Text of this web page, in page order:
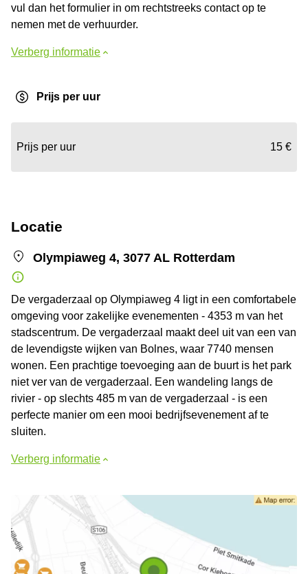
vul dan het formulier in om rechtstreeks contact op te
nemen met de verhuurder.
Verberg informatie
Prijs per uur
Prijs per uur 15 €
Locatie
Olympiaweg 4, 3077 AL Rotterdam
De vergaderzaal op Olympiaweg 4 ligt in een comfortabele
omgeving voor zakelijke evenementen - 4353 m van het
stadscentrum. De vergaderzaal maakt deel uit van een van
de levendigste wijken van Bolnes, waar 7740 mensen
wonen. Een prachtige toevoeging aan de buurt is het park
niet ver van de vergaderzaal. Een wandeling langs de
rivier - op slechts 485 m van de vergaderzaal - is een
perfecte manier om een mooi bedrijfsevenement af te
sluiten.
Verberg informatie